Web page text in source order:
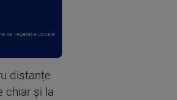
de vegetație uscată
distanțe
chiar și la